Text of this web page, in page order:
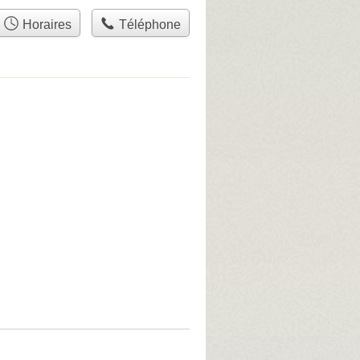
Horaires Téléphone